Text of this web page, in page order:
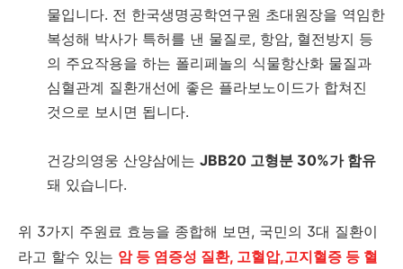
물입니다. 전 한국생명공학연구원 초대원장을 역임한
복성해 박사가 특허를 낸 물질로, 항암, 혈전방지 등
의 주요작용을 하는 폴리페놀의 식물항산화 물질과
심혈관계 질환개선에 좋은 플라보노이드가 합쳐진
것으로 보시면 됩니다.
건강의영웅 산양삼에는 JBB20 고형분 30%가 함유
돼 있습니다.
위 3가지 주원료 효능을 종합해 보면, 국민의 3대 질환이
라고 할수 있는 암 등 염증성 질환, 고혈압,고지혈증 등 혈